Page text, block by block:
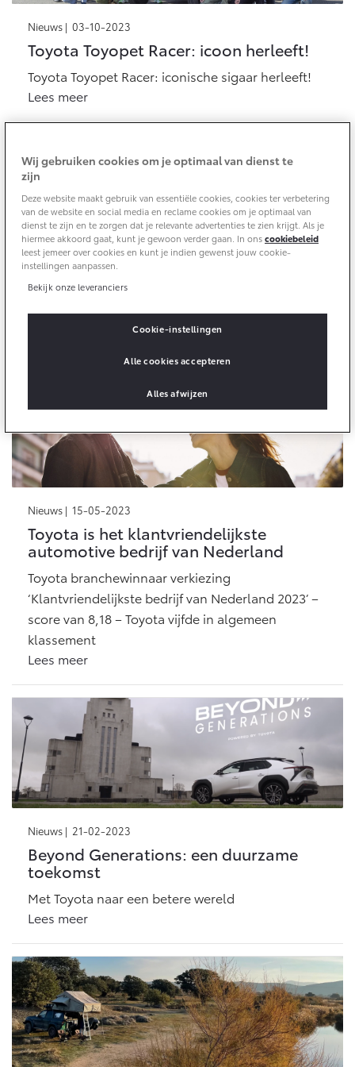
Aircoservice
Vakantiecheck
Hybride zekerheidscontrole
Toyota handleidingen
Toyota Service Documentatie (SIL)
Toyota Pechhulp
Schade & Glasherstel
Toyota fabrieksgarantie
10 jaar Toyota garantie
10 jaar batterijgarantie
Onderdelen & Accessoires
Connected
Connected Services
MyToyota login
Abonnementen
Connected check
Navigatie updates
Contact en route
Nieuws | 03-10-2023
Toyota Toyopet Racer: icoon herleeft!
Toyota Toyopet Racer: iconische sigaar herleeft!
Lees meer
Nieuws | 27-09-2023
Toyota helpt de maan verkennen
Toyota draagt bij aan NASA Artemis-programma
Nieuws | 15-05-2023
Toyota is het klantvriendelijkste
automotive bedrijf van Nederland
Toyota branchewinnaar verkiezing
‘Klantvriendelijkste bedrijf van Nederland 2023’ –
score van 8,18 – Toyota vijfde in algemeen
klassement
Lees meer
Nieuws | 21-02-2023
Beyond Generations: een duurzame
toekomst
Met Toyota naar een betere wereld
Lees meer
Wij gebruiken cookies om je optimaal van dienst te
zijn
Deze website maakt gebruik van essentiële cookies, cookies ter verbetering
van de website en social media en reclame cookies om je optimaal van
dienst te zijn en te zorgen dat je relevante advertenties te zien krijgt. Als je
hiermee akkoord gaat, kunt je gewoon verder gaan. In onscookiebeleid
leest jemeer over cookies en kunt je indien gewenst jouw cookie-
instellingen aanpassen.
Bekijk onze leveranciers
Cookie-instellingen
Alles afwijzen
Alle cookies accepteren